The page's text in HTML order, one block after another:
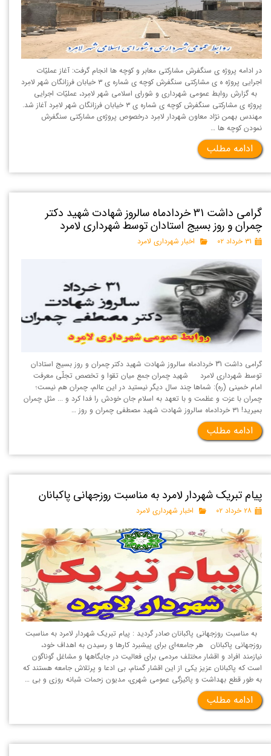
در ادامه پروژه ی سنگفرش مشارکتی معابر و کوچه ها انجام گرفت: آغاز عملیّات
اجرایی پروژه ه ی مشارکتی سنگفرش کوچه ی شماره ی ۳ خیابان فرزانگان شهر لامِرد
به گزارش روابط عمومی شهرداری و شورای اسلامی شهر لامِرد، عملیّات اجرایی
پروژه ی مشارکتی سنگفرش کوچه ی شماره ی ۳ خیابان فرزانگان شهر لامِرد آغاز شد.
مهندس بهمن نژاد معاون شهردار لامِرد درخصوص پروژه‌ی مشارکتی سنگفرش
نمودن کوچه ها …
ادامه مطلب
گرامی داشت 31 خردادماه سالروز شهادت شهید دکتر
چمران و روز بسیج استادان توسط شهرداری لامرد
۳۱ خرداد ۰۲ اخبار شهرداری لامرد
گرامی داشت 31 خردادماه سالروز شهادت شهید دکتر چمران و روز بسیج استادان
توسط شهرداری لامرد شهید چمران جمع میان تقوا و تخصص تجلّی معرفت
امام خمینی (ره): شما‌ها چند سال دیگر نیستید در این عالم، چمران هم نیست؛
چمران با عزت و عظمت و با تعهد به اسلام جان خودش را فدا کرد و ... مثل چمران
بمیرید! ۳۱ خردادماه سالروز شهادت شهید مصطفی چمران و روز …
ادامه مطلب
پیام تبریک شهردار لامرد به مناسبت روزجهانی پاکبانان
۲۸ خرداد ۰۲ اخبار شهرداری لامرد
به مناسبت روزجهانی پاکبانان صادر گردید : پیام تبریک شهردار لامرد به مناسبت
روزجهانی پاکبانان هر جامعه‌ای برای پیشبرد کارها و رسیدن به اهداف خود،
نیازمند افراد و اقشار مختلف مردمی برای فعالیت در جایگاهها و مشاغل گوناگون
است که پاکبانان عزیز یکی از این اقشار گمنام، بی ادعا و پرتلاش جامعه هستند که
به طور قطع بهداشت و پاکیزگی عمومی شهری، مدیون زحمات شبانه روزی و بی …
ادامه مطلب